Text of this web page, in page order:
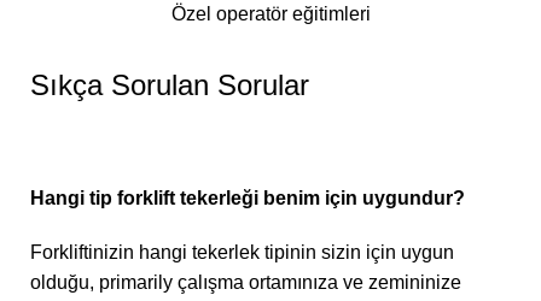
Özel operatör eğitimleri
Sıkça Sorulan Sorular
Hangi tip forklift tekerleği benim için uygundur?
Forkliftinizin hangi tekerlek tipinin sizin için uygun
olduğu, primarily çalışma ortamınıza ve zemininize